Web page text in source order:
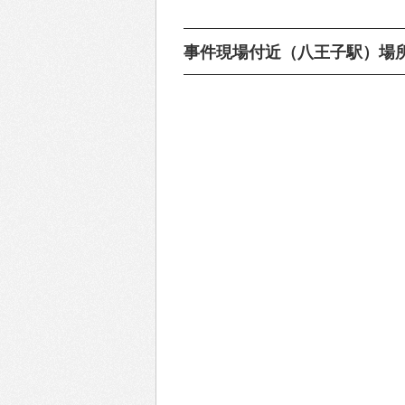
事件現場付近（八王子駅）場